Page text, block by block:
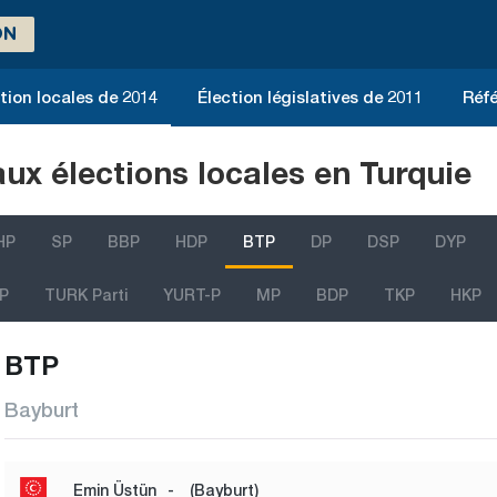
locales de 2014 Élection législatives de 2011
élections locales en Turquie
SP BBP HDP BTP DP DSP DYP
TURK Parti YURT-P MP BDP TKP HKP
BTP
Bayburt
Emin Üstün - (Bayburt)